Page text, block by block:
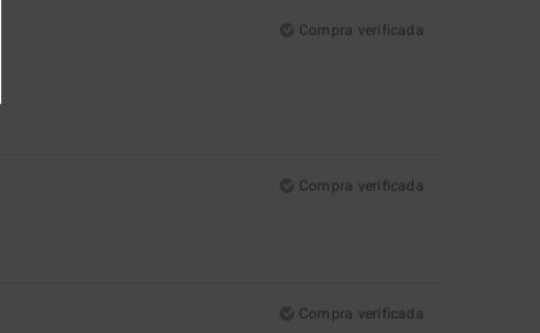
Compra verificada
Compra verificada
Compra verificada